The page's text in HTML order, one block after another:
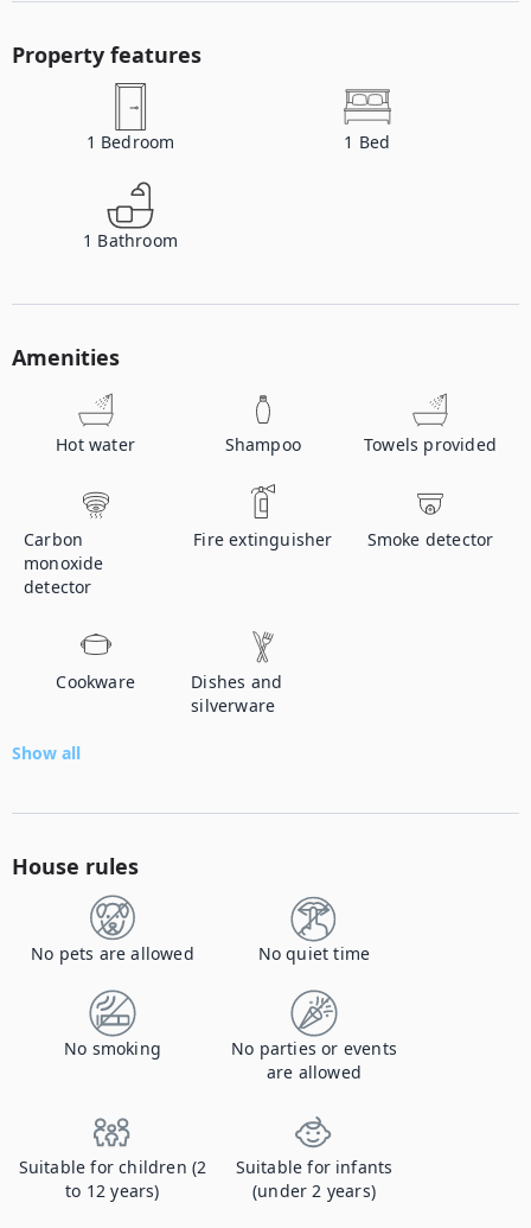
Property features
1 Bedroom 1 Bed
1 Bathroom
Amenities
Hot water Shampoo Towels provided
Carbon
monoxide
detector
Fire extinguisher Smoke detector
Cookware
Dishes and
silverware
Show all
House rules
No pets are allowed No quiet time
No smoking
No parties or events
are allowed
Suitable for children (2
to 12 years)
Suitable for infants
(under 2 years)